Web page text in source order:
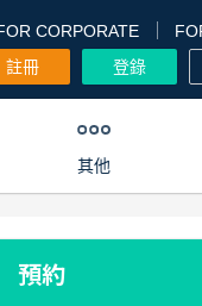
CORPORATE
註冊
登錄
其他
預約